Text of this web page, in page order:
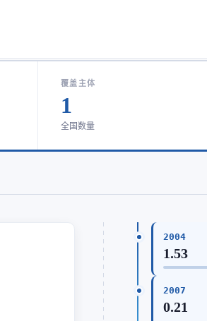
覆盖主体
1
全国数量
2004
1.53
2007
0.21